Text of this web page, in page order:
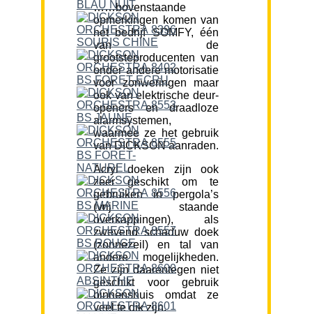
……bovenstaande
opmerkingen komen van
het bedrijf SOMFY, één
van de
grootsteproducenten van
onder andere motorisatie
voor zonweringen maar
ook van elektrische deur-
openers en draadloze
alarmsystemen,
waarmee ze het gebruik
van DICKSON aanraden.
Acryl doeken zijn ook
zeer geschikt om te
gebruiken in pergola’s
(vrij staande
overkappingen), als
zwevend schaduw doek
(zonnezeil) en tal van
andere mogelijkheden.
Ze zijn daarentegen niet
geschikt voor gebruik
binnenshuis omdat ze
veel te dik zijn.